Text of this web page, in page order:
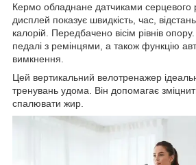
Кермо обладнане датчиками серцевого
дисплей показує швидкість, час, відстань
калорій. Передбачено вісім рівнів
педалі з ремінцями, а також функцію
вимкнення.
Цей вертикальний велотренажер
тренувань удома. Він допомагає
спалювати жир.